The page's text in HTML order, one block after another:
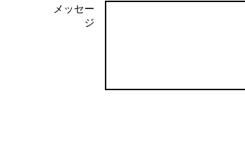
メッセー
ジ